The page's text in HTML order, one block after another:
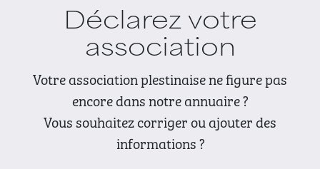
Déclarez votre
association
Votre association plestinaise ne figure pas
encore dans notre annuaire ?
Vous souhaitez corriger ou ajouter des
informations ?